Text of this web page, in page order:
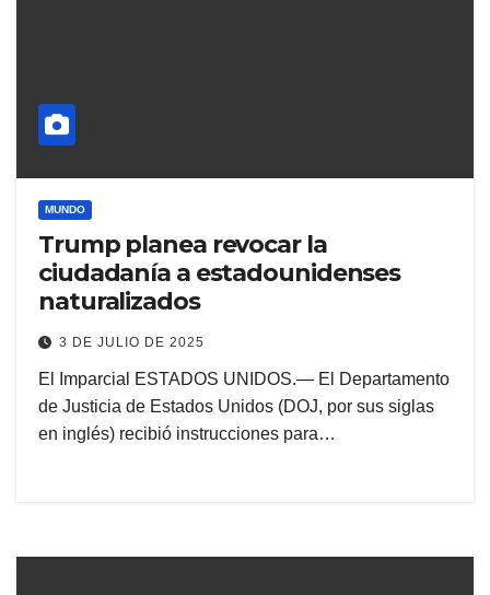
MUNDO
Trump planea revocar la
ciudadanía a estadounidenses
naturalizados
3 DE JULIO DE 2025
El Imparcial ESTADOS UNIDOS.— El Departamento
de Justicia de Estados Unidos (DOJ, por sus siglas
en inglés) recibió instrucciones para…